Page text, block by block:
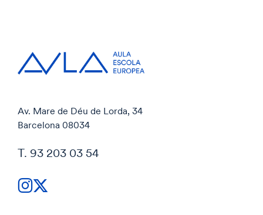
Av. Mare de Déu de Lorda, 34
Barcelona 08034
T. 93 203 03 54